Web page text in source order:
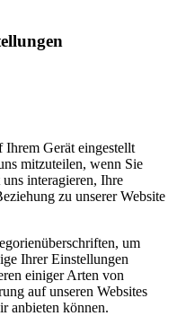
Gerät eingestellt
mitzuteilen, wenn Sie
interagieren, Ihre
zu unserer Website
um
Ihrer Einstellungen
einiger Arten von
auf unseren Websites
anbieten können.